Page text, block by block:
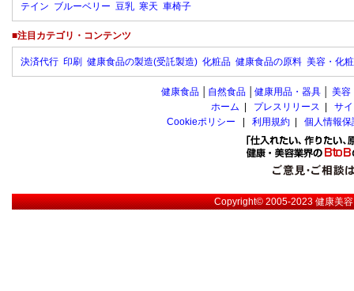
テイン ブルーベリー 豆乳 寒天 車椅子
■注目カテゴリ・コンテンツ
決済代行 印刷 健康食品の製造(受託製造) 化粧品 健康食品の原料 美容・化
健康食品 自然食品 健康用品・器具 美容
ホーム
プレスリリース
サ
Cookieポリシー
利用規約 個人情報
Copyright© 2005-2023健康美